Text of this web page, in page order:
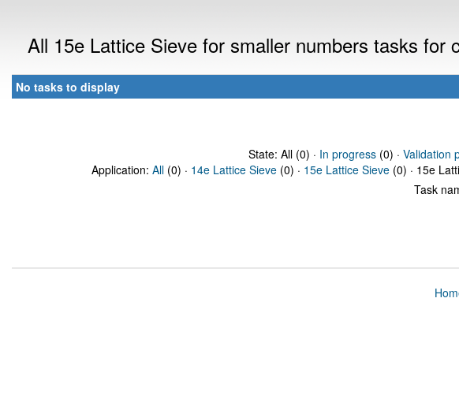
All 15e Lattice Sieve for smaller numbers tasks for
No tasks to display
State: All (0) · In progress(0) · Validation
Application: All (0) · 14e Lattice Sieve (0) · 15e Lattice Sieve (0) · 15e
Task